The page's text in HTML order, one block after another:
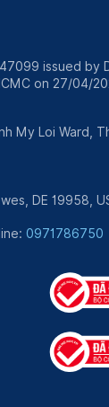
issued by
on 27/04/
My Loi Ward,
DE 19958,
0971786750